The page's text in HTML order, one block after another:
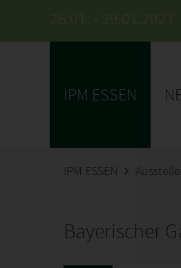
26.01. - 29.01.2027
IPM ESSEN
IPM ESSEN
Bayerischer